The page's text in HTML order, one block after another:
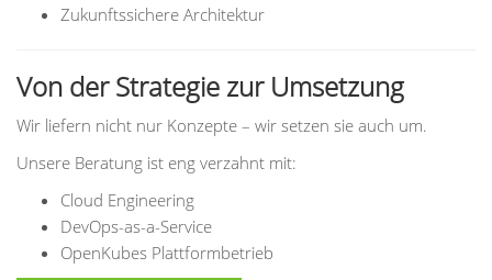
Zukunftssichere Architektur
Von der Strategie zur Umsetzung
Wir liefern nicht nur Konzepte – wir setzen sie auch um.
Unsere Beratung ist eng verzahnt mit:
Cloud Engineering
DevOps-as-a-Service
OpenKubes Plattformbetrieb